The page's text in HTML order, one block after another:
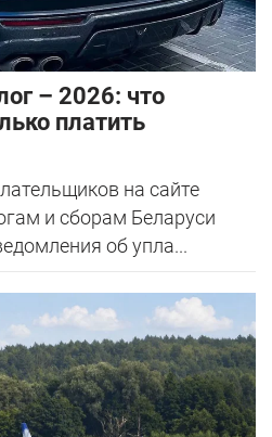
– 2026: что
платить
на сайте
и сборам Беларуси
об упла...